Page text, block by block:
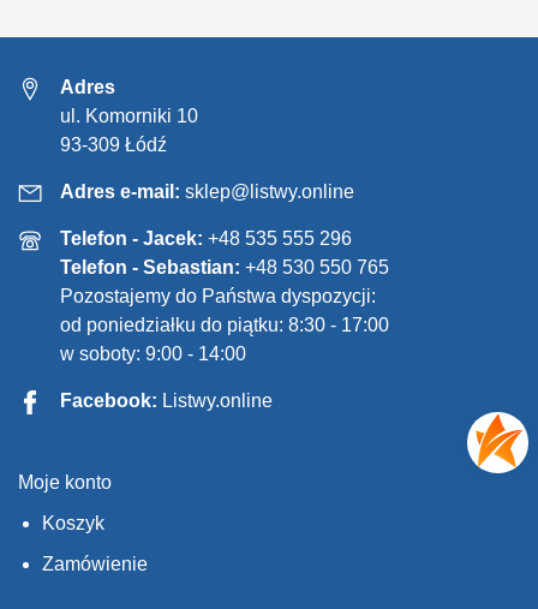
Adres
ul. Komorniki 10
93-309 Łódź
Adres e-mail: sklep@listwy.online
Telefon - Jacek: +48 535 555 296
Telefon - Sebastian: +48 530 550 765
Pozostajemy do Państwa dyspozycji:
od poniedziałku do piątku: 8:30 - 17:00
w soboty: 9:00 - 14:00
Facebook: Listwy.online
Moje konto
Koszyk
Zamówienie